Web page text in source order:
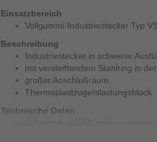
Einsatzbereich
Vollgummi-Industriestecker Typ
Beschreibung
Industriestecker in schwerer
mit versteiftendem Stahlring in
großer Anschlußraum
Thermoplastzugentlastungsblock
Technische Daten
Leitungsdurchmesser - max. 6-16